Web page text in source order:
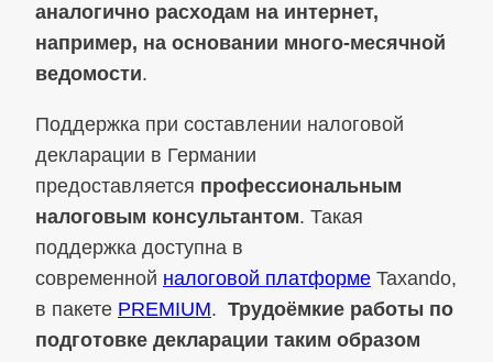
аналогично расходам на интернет,
например, на основании много-месячной
ведомости.
Поддержка при составлении налоговой
декларации в Германии
предоставляется профессиональным
налоговым консультантом. Такая
поддержка доступна в
современной налоговой платформе Taxando,
в пакете PREMIUM. Трудоёмкие работы по
подготовке декларации таким образом